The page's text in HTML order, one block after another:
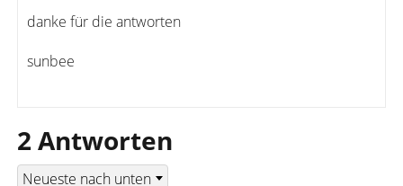
danke für die antworten
sunbee
2 Antworten